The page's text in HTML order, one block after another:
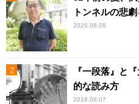
トンネルの悲
2026.08.06
『一段落』と
的な読み方
2018.08.07